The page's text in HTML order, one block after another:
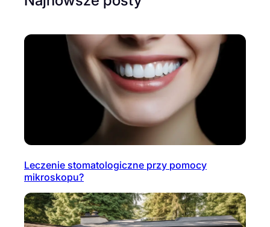
Leczenie stomatologiczne przy pomocy
mikroskopu?